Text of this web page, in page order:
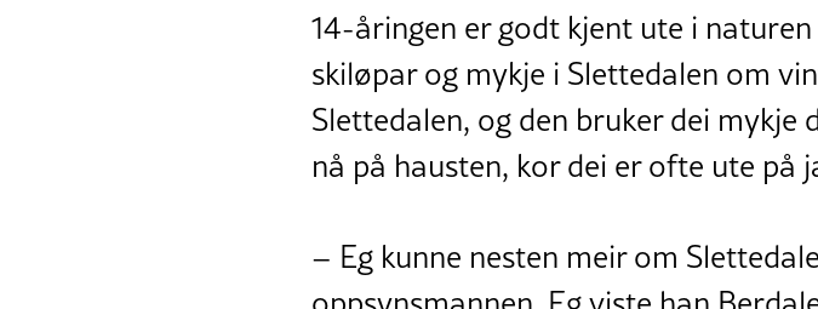
14-åringen er godt kjent ute i
skiløpar og mykje i Slettedalen om
Slettedalen, og den bruker dei mykje
nå på hausten, kor dei er ofte ute
– Eg kunne nesten meir om